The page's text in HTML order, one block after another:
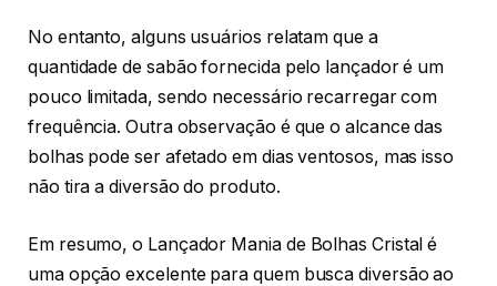
No entanto, alguns usuários relatam que a
quantidade de sabão fornecida pelo lançador é um
pouco limitada, sendo necessário recarregar com
frequência. Outra observação é que o alcance das
bolhas pode ser afetado em dias ventosos, mas isso
não tira a diversão do produto.
Em resumo, o Lançador Mania de Bolhas Cristal é
uma opção excelente para quem busca diversão ao